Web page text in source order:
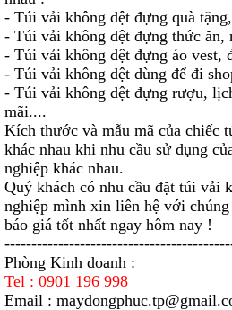
- Túi vải không dệt đựng quà
- Túi vải không dệt đựng thức ăn,
- Túi vải không dệt đựng áo vest,
- Túi vải không dệt dùng để đi
- Túi vải không dệt đựng rượu,
mãi....
Kích thước và mẫu mã của chiếc
khác nhau khi nhu cầu sử dụng
nghiệp khác nhau.
Quý khách có nhu cầu đặt túi vải
nghiệp mình xin liên hệ với
báo giá tốt nhất ngay hôm nay !
Phòng Kinh doanh :
Tel : 0901 196 998
Email :